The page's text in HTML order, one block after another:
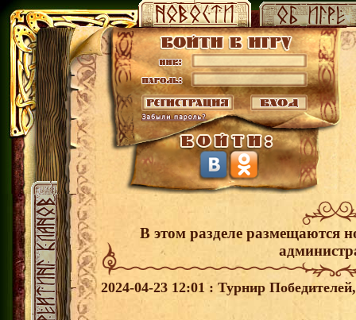
В этом разделе размещаются
2024-04-23 12:01 : Турнир